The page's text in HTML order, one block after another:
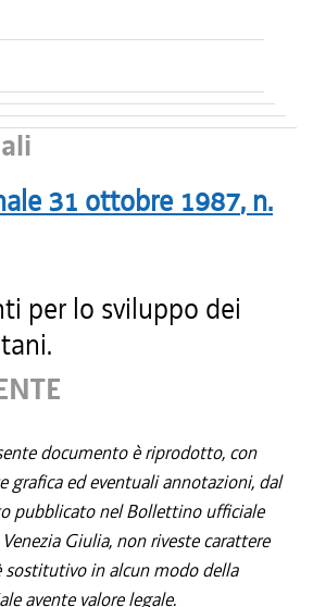
31 ottobre 1987, n.
per lo sviluppo dei
documento è riprodotto, con
grafica ed eventuali annotazioni, dal
pubblicato nel Bollettino ufficiale
Giulia, non riveste carattere
in alcun modo della
avente valore legale.